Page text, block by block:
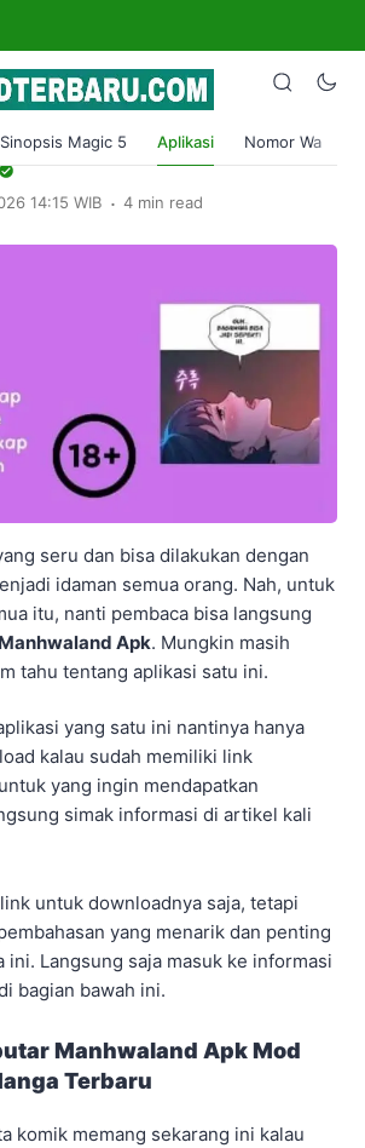
Sinopsis Magic 5 Aplikasi Nomor Wa
Apk Mod iOS & Android
Gratis
14:15 WIB . 4 min read
seru dan bisa dilakukan dengan
idaman semua orang. Nah, untuk
itu, nanti pembaca bisa langsung
Manhwaland Apk. Mungkin masih
tahu tentang aplikasi satu ini.
yang satu ini nantinya hanya
kalau sudah memiliki link
yang ingin mendapatkan
simak informasi di artikel kali
untuk downloadnya saja, tetapi
yang menarik dan penting
ini. Langsung saja masuk ke informasi
bagian bawah ini.
Manhwaland Apk Mod
Terbaru
komik memang sekarang ini kalau